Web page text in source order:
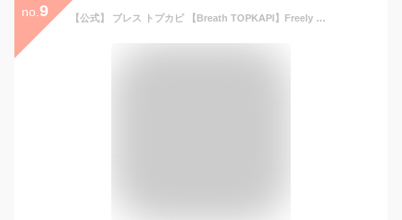
no. 9 【公式】 ブレス トプカピ 【Breath TOPKAPI】Freely フリーリー ナイロン ロゴテープ バケツ 巾着 ショルダーバッグ 巾着 バック 肩掛け 斜め掛け ft240808 ft241107